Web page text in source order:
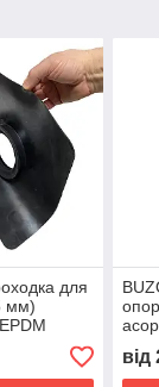
для
мм)
стін
від